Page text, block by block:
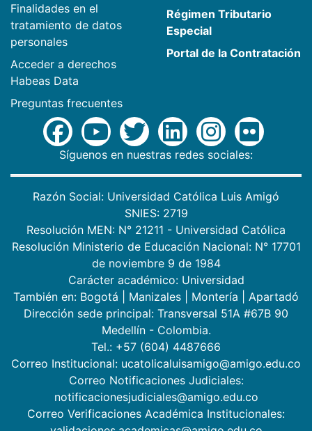
Finalidades en el
tratamiento de datos
personales
Acceder a derechos
Habeas Data
Preguntas frecuentes
Régimen Tributario
Especial
Portal de la Contratación
Síguenos en nuestras redes sociales:
Razón Social: Universidad Católica Luis Amigó
SNIES: 2719
Resolución MEN: N° 21211 - Universidad Católica
Resolución Ministerio de Educación Nacional: N° 17701
de noviembre 9 de 1984
Carácter académico: Universidad
También en: Bogotá Manizales Montería
Apartadó
Dirección sede principal: Transversal 51A #67B 90
Medellín - Colombia.
Tel.: +57 (604) 4487666
Correo Institucional: ucatolicaluisamigo@amigo.edu.co
Correo Notificaciones Judiciales:
notificacionesjudiciales@amigo.edu.co
Correo Verificaciones Académica Institucionales: